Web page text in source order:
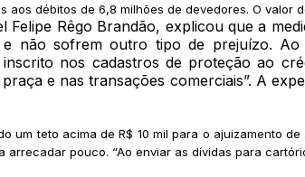
débitos de 6,8 milhões de devedores. O valor
Rêgo Brandão, explicou que a
não sofrem outro tipo de prejuízo.
nos cadastros de proteção ao
e nas transações comerciais”. A
um teto acima de R$ 10 mil para o ajuizamento
pouco. “Ao enviar as dívidas para